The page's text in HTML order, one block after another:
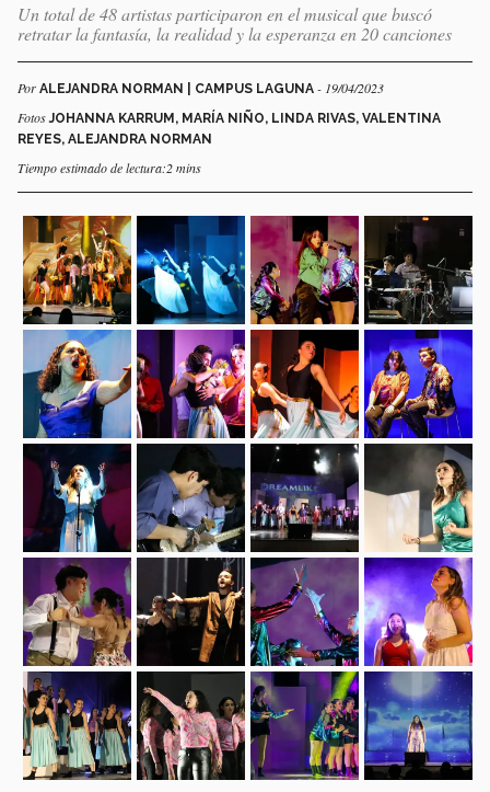
Un total de 48 artistas participaron en el musical que buscó
retratar la fantasía, la realidad y la esperanza en 20 canciones
Por ALEJANDRA NORMAN | CAMPUS LAGUNA - 19/04/2023
FotosJOHANNA KARRUM, MARÍA NIÑO, LINDA RIVAS, VALENTINA
REYES, ALEJANDRA NORMAN
Tiempo estimado de lectura:2 mins